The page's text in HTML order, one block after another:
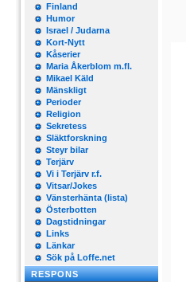
Finland
Humor
Israel / Judarna
Kort-Nytt
Kåserier
Maria Åkerblom m.fl.
Mikael Käld
Mänskligt
Perioder
Religion
Sekretess
Släktforskning
Steyr bilar
Terjärv
Vi i Terjärv r.f.
Vitsar/Jokes
Vänsterhänta (lista)
Österbotten
Dagstidningar
Links
Länkar
Sök på Loffe.net
RESPONS